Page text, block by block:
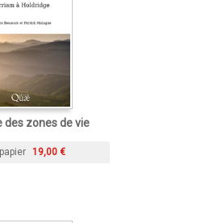
des zones de vie
19,00 €